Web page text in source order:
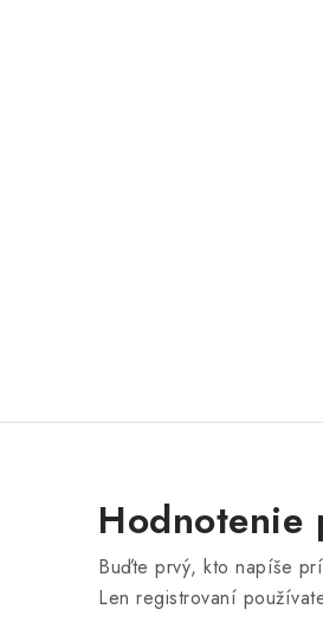
Hodnotenie
Buďte prvý, kto napíše
Len registrovaní